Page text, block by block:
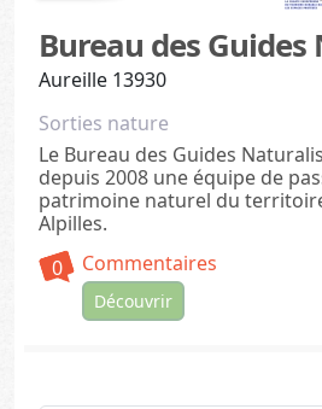
Bureau des
Aureille 13930
Sorties nature
Le Bureau des Guides
depuis 2008 une équipe de
patrimoine naturel du
Alpilles.
0
Commentaires
Découvrir